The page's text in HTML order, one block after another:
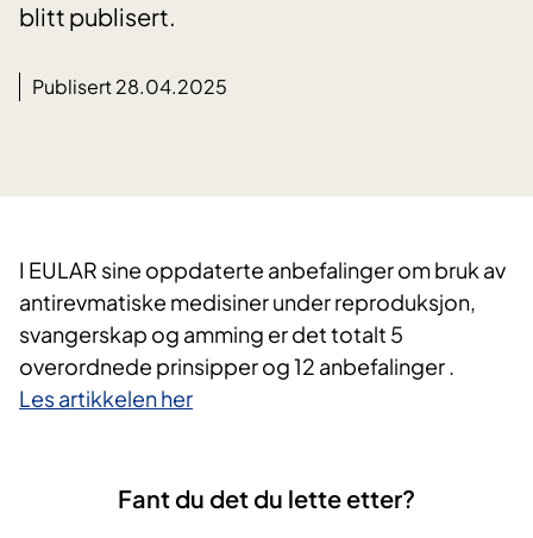
blitt publisert.
Publisert 28.04.2025
I EULAR sine oppdaterte anbefalinger om bruk av
antirevmatiske medisiner under reproduksjon,
svangerskap og amming er det totalt 5
overordnede prinsipper og 12 anbefalinger .
Les artikkelen her
Fant du det du lette etter?